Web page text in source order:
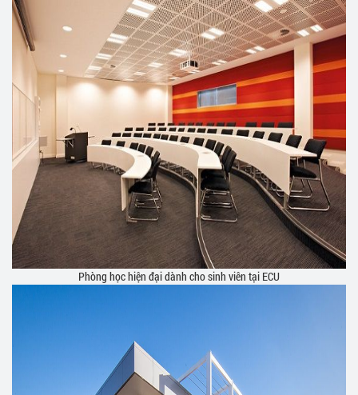
Phòng học hiện đại dành cho sinh viên tại ECU